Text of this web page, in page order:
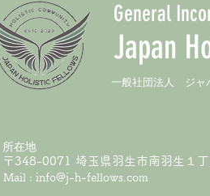
General
Japan
一般社団法人 ジャ
所在地
〒348-0071 埼玉県羽生市南羽生１丁
Mail : info@j-h-fellows.com